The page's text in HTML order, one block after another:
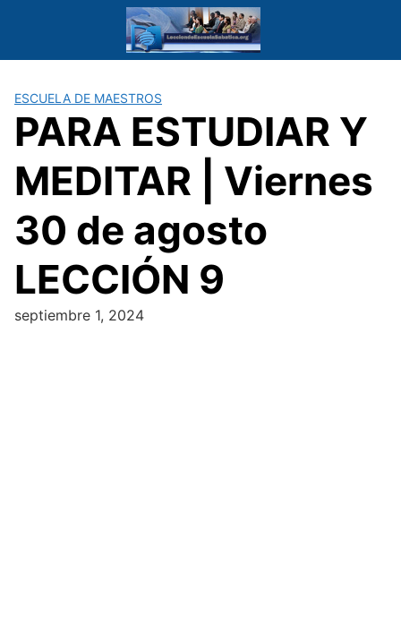
ESCUELA DE MAESTROS
PARA ESTUDIAR Y
MEDITAR | Viernes
30 de agosto
LECCIÓN 9
septiembre 1, 2024